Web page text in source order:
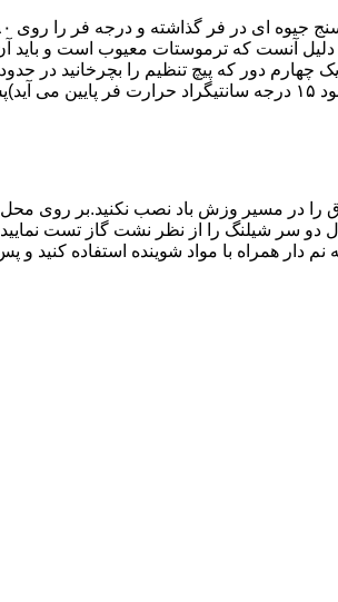
نشان می دهد با آنچه که فر را تنظیم کرده اید بیش از ۴۰ درجه سانتیگراد باشد دلیل
می کند.(اگر پیچ تنظیم را در جهت زیاد بچرخانید ۱۵ درجه سانتی گراد حرارت فر بالا می رود و اگر در
در مسیر وزش باد نصب نکنید.بر روی
نصب اجاق با کف صابون محل اتصال دو سر شیلنگ را از نظر نشت
همراه با مواد شوینده استفاده کنید و